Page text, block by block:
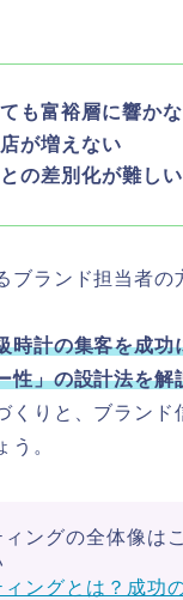
も富裕層に響か
が増えない
の差別化が難しい
ブランド担当者の
時計の集客を成功
性」の設計法を解
くりと、ブランド
う。
ングの全体像は
ングとは？成功